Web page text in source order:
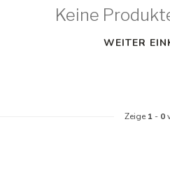
Keine
WEITER
Zeige 1 - 0